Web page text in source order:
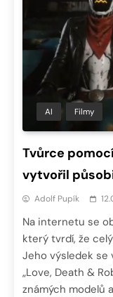
AI Filmy
Tvůrce
vytvořil
Adolf Pupík
Na internetu se
který tvrdí, že
Jeho výsledek se
„Love, Death &
známých modelů